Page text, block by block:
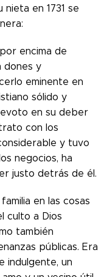
nieta en 1731 se
encima de
dones y
eminente en
sólido y
en su deber
con los
y tuvo
negocios, ha
justo detrás de él.
en las cosas
culto a Dios
también
públicas. Era
indulgente, un